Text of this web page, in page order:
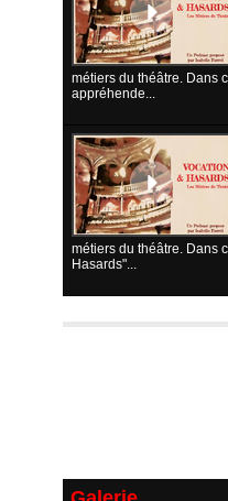
métiers du théâtre. Dans
appréhende...
métiers du théâtre. Dans
Hasards"...